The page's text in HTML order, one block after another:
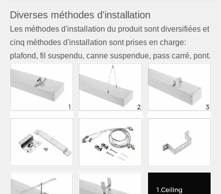
Diverses méthodes d'installation
Les méthodes d'installation du produit sont diversifiées et
cinq méthodes d'installation sont prises en charge:
plafond, fil suspendu, canne suspendue, pass carré, pont.